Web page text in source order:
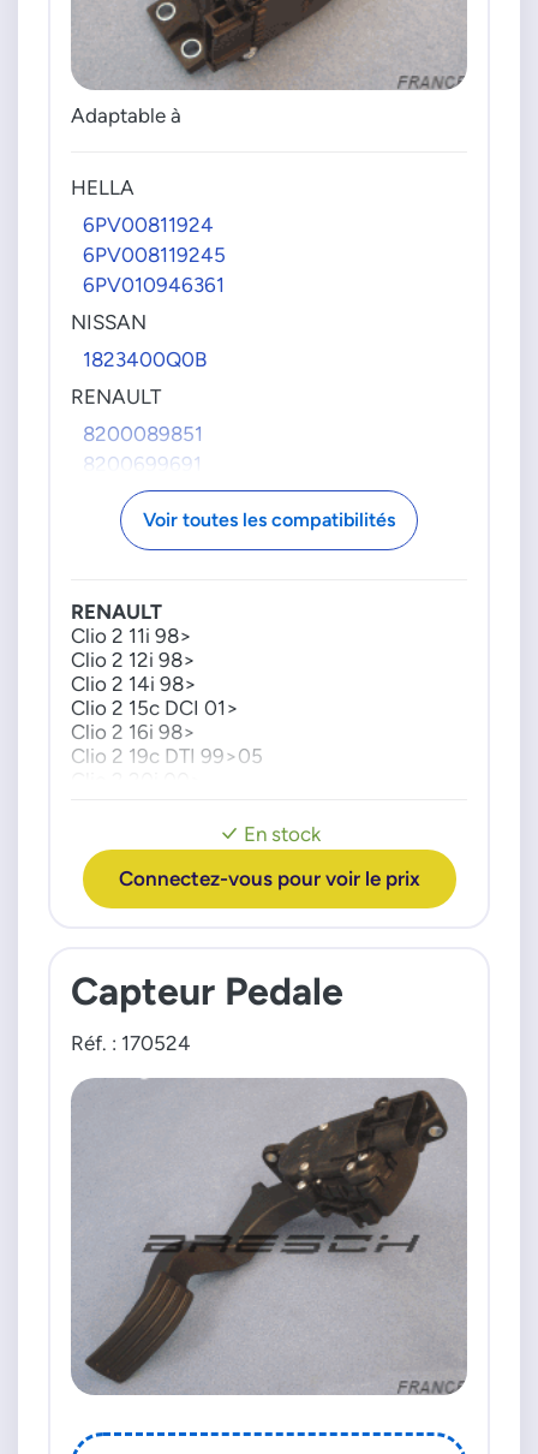
Adaptable à
HELLA
6PV00811924
6PV008119245
6PV010946361
NISSAN
1823400Q0B
RENAULT
8200089851
8200699691
Voir toutes les compatibilités
En stock
Connectez-vous pour voir le prix
RENAULT
Clio 2 11i 98>
Clio 2 12i 98>
Clio 2 14i 98>
Clio 2 15c DCI 01>
Clio 2 16i 98>
Clio 2 19c DTI 99>05
Capteur Pedale
Réf. : 170524